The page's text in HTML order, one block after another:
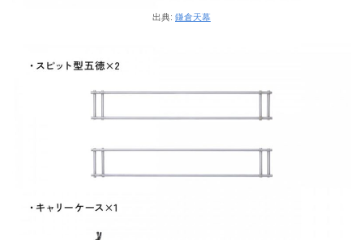
出典: 鎌倉天幕